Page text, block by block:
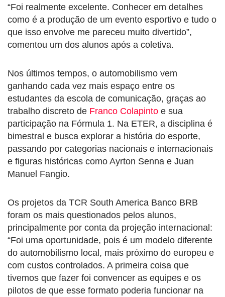
“Foi realmente excelente. Conhecer em detalhes
como é a produção de um evento esportivo e tudo o
que isso envolve me pareceu muito divertido”,
comentou um dos alunos após a coletiva.
Nos últimos tempos, o automobilismo vem
ganhando cada vez mais espaço entre os
estudantes da escola de comunicação, graças ao
trabalho discreto de Franco Colapinto e sua
participação na Fórmula 1. Na ETER, a disciplina é
bimestral e busca explorar a história do esporte,
passando por categorias nacionais e internacionais
e figuras históricas como Ayrton Senna e Juan
Manuel Fangio.
Os projetos da TCR South America Banco BRB
foram os mais questionados pelos alunos,
principalmente por conta da projeção internacional:
“Foi uma oportunidade, pois é um modelo diferente
do automobilismo local, mais próximo do europeu e
com custos controlados. A primeira coisa que
tivemos que fazer foi convencer as equipes e os
pilotos de que esse formato poderia funcionar na